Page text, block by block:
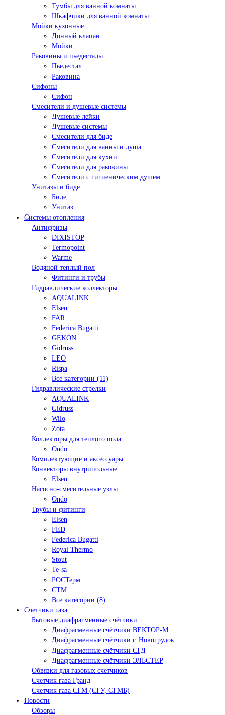
Тумбы для ванной комнаты
Шкафчики для ванной комнаты
Мойки кухонные
Донный клапан
Мойки
Раковины и пьедесталы
Пьедестал
Раковина
Сифоны
Сифон
Смесители и душевые системы
Душевые лейки
Душевые системы
Смесители для биде
Смесители для ванны и душа
Смесители для кухни
Смесители для раковины
Смесители с гигиеническим душем
Унитазы и биде
Биде
Унитаз
Системы отопления
Антифризы
DIXISTOP
Termopoint
Warme
Водяной теплый пол
Фитинги и трубы
Гидравлические коллекторы
AQUALINK
Elsen
FAR
Federica Bugatti
GEKON
Gidruss
LEO
Rispa
Все категории (11)
Гидравлические стрелки
AQUALINK
Gidruss
Wilo
Zota
Коллекторы для теплого пола
Ondo
Комплектующие и аксессуары
Конвекторы внутрипольные
Elsen
Насосно-смесительные узлы
Ondo
Трубы и фитинги
Elsen
FED
Federica Bugatti
Royal Thermo
Stout
Te-sa
РОСТерм
СТМ
Все категории (8)
Счетчики газа
Бытовые диафрагменные счётчики
Диафрагменные счётчики ВЕКТОР-М
Диафрагменные счётчики г. Новогрудок
Диафрагменные счётчики СГД
Диафрагменные счётчики ЭЛЬСТЕР
Обвязки для газовых счетчиков
Счетчик газа Гранд
Счетчик газа СГМ (СГУ, СГМБ)
Новости
Обзоры